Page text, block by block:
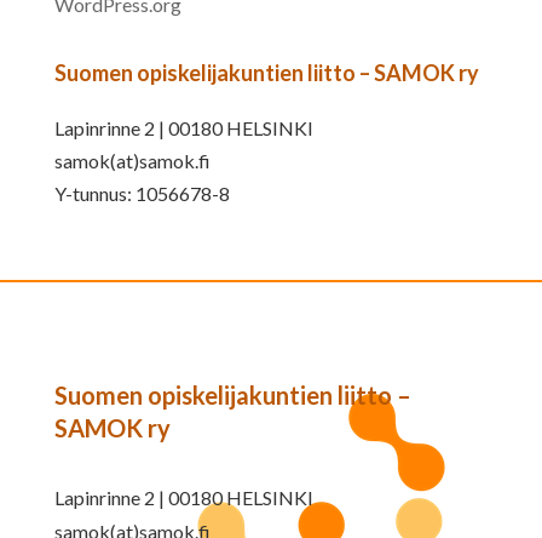
Suomen opiskelijakuntien liitto – SAMOK ry
Lapinrinne 2 | 00180 HELSINKI
samok(at)samok.fi
Y-tunnus: 1056678-8
Suomen opiskelijakuntien liitto –
SAMOK ry
Lapinrinne 2 | 00180 HELSINKI
samok(at)samok.fi